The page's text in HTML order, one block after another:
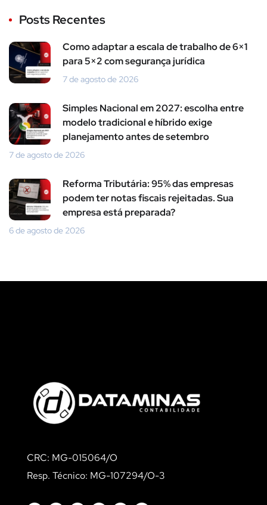
Posts Recentes
Como adaptar a escala de trabalho de 6×1
para 5×2 com segurança jurídica
7 de agosto de 2026
Simples Nacional em 2027: escolha entre
modelo tradicional e híbrido exige
planejamento antes de setembro
7 de agosto de 2026
Reforma Tributária: 95% das empresas
podem ter notas fiscais rejeitadas. Sua
empresa está preparada?
6 de agosto de 2026
CRC: MG-015064/O
Resp. Técnico: MG-107294/O-3